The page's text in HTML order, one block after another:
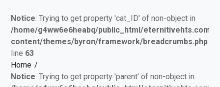
Notice: Trying to get property 'cat_ID' of non-object in
/home/g4ww6e6heabq/public_html/eternitivehts.com/
content/themes/byron/framework/breadcrumbs.php
line 63
Home
Notice: Trying to get property 'parent' of non-object in